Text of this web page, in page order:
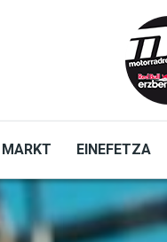
MARKT EINEFETZA